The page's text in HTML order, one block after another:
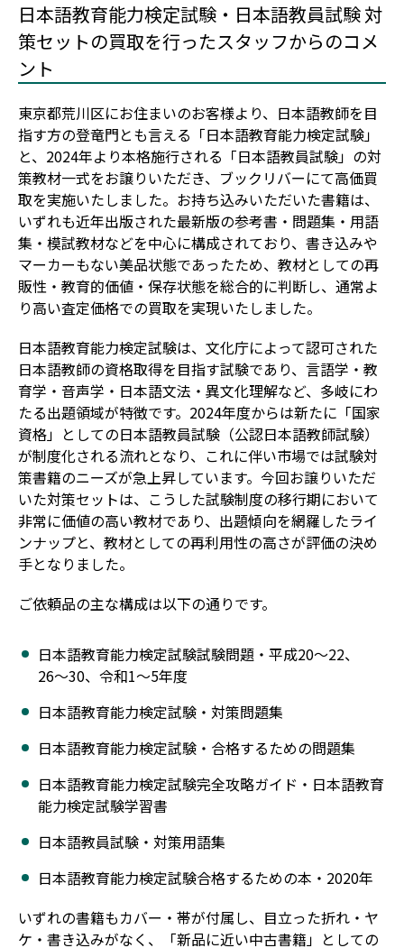
日本語教育能力検定試験・日本語教員試験 対
策セットの買取を行ったスタッフからのコメ
ント
東京都荒川区にお住まいのお客様より、日本語教師を目
指す方の登竜門とも言える「日本語教育能力検定試験」
と、2024年より本格施行される「日本語教員試験」の対
策教材一式をお譲りいただき、ブックリバーにて高価買
取を実施いたしました。お持ち込みいただいた書籍は、
いずれも近年出版された最新版の参考書・問題集・用語
集・模試教材などを中心に構成されており、書き込みや
マーカーもない美品状態であったため、教材としての再
販性・教育的価値・保存状態を総合的に判断し、通常よ
り高い査定価格での買取を実現いたしました。
日本語教育能力検定試験は、文化庁によって認可された
日本語教師の資格取得を目指す試験であり、言語学・教
育学・音声学・日本語文法・異文化理解など、多岐にわ
たる出題領域が特徴です。2024年度からは新たに「国家
資格」としての日本語教員試験（公認日本語教師試験）
が制度化される流れとなり、これに伴い市場では試験対
策書籍のニーズが急上昇しています。今回お譲りいただ
いた対策セットは、こうした試験制度の移行期において
非常に価値の高い教材であり、出題傾向を網羅したライ
ンナップと、教材としての再利用性の高さが評価の決め
手となりました。
ご依頼品の主な構成は以下の通りです。
日本語教育能力検定試験試験問題・平成20〜22、
26〜30、令和1〜5年度
日本語教育能力検定試験・対策問題集
日本語教育能力検定試験・合格するための問題集
日本語教育能力検定試験完全攻略ガイド・日本語教育
能力検定試験学習書
日本語教員試験・対策用語集
日本語教育能力検定試験合格するための本・2020年
いずれの書籍もカバー・帯が付属し、目立った折れ・ヤ
ケ・書き込みがなく、「新品に近い中古書籍」としての